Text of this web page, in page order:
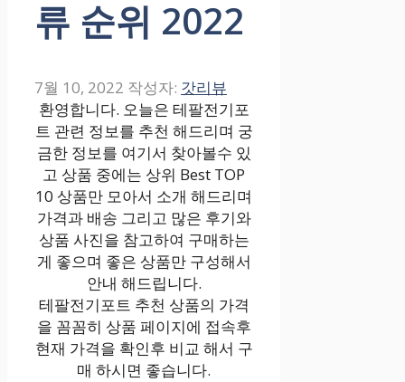
류 순위 2022
7월 10, 2022 작성자: 갓리뷰
환영합니다. 오늘은 테팔전기포
트 관련 정보를 추천 해드리며 궁
금한 정보를 여기서 찾아볼수 있
고 상품 중에는 상위 Best TOP
10 상품만 모아서 소개 해드리며
가격과 배송 그리고 많은 후기와
상품 사진을 참고하여 구매하는
게 좋으며 좋은 상품만 구성해서
안내 해드립니다.
테팔전기포트 추천 상품의 가격
을 꼼꼼히 상품 페이지에 접속후
현재 가격을 확인후 비교 해서 구
매 하시면 좋습니다.